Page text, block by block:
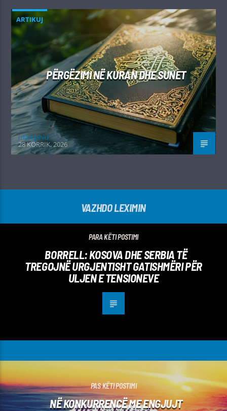
ARTIKUJ
PËRGËZIMI NË KURAN DHE SUNET
Irfan Jahiu
28 KORRIK, 2026
VAZHDO LEXIMIN
PARA KËTI POSTIMI
BORRELL: KOSOVA DHE SERBIA TË
TREGOJNË URGJENTISHT GATISHMËRI PËR
ULJEN E TENSIONEVE
PAS KËTI POSTIMI
NË KONKURRENCË ME ENGJUJT